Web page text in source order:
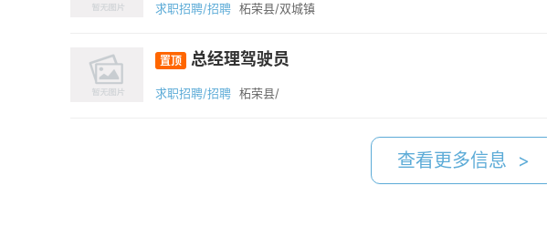
求职招聘/招聘 柘荣县/双城镇
置顶 总经理驾驶员
求职招聘/招聘 柘荣县/
查看更多信息 >